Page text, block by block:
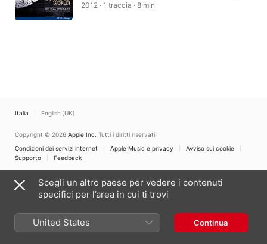
2012 · 1 traccia · 8 min
Italia English (UK)
Copyright © 2026 Apple Inc. Tutti i diritti riservati.
Condizioni dei servizi internet
Apple Music e privacy
Avviso sui cookie
Supporto
Feedback
Scegli un altro paese per vedere i contenuti
specifici per l’area in cui ti trovi
United States Continua